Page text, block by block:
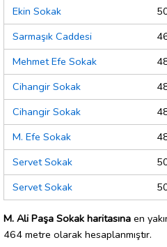
Ekin Sokak
Sarmaşık Caddesi
Mehmet Efe Sokak
Cihangir Sokak
Cihangir Sokak
M. Efe Sokak
Servet Sokak
Servet Sokak
M. Ali Paşa Sokak haritasına en
464 metre olarak hesaplanmıştır.